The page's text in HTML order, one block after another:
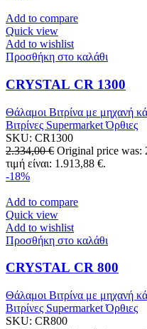
Add to compare
Quick view
Add to wishlist
Προσθήκη στο καλάθι
CRYSTAL CR 1300
Θάλαμοι Βιτρίνα με μηχανή
Βιτρίνες Supermarket Όρθιες
SKU: CR1300
2.334,00€ Original price was:
τιμή είναι: 1.913,88 €.
-18%
Add to compare
Quick view
Add to wishlist
Προσθήκη στο καλάθι
CRYSTAL CR 800
Θάλαμοι Βιτρίνα με μηχανή
Βιτρίνες Supermarket Όρθιες
SKU: CR800